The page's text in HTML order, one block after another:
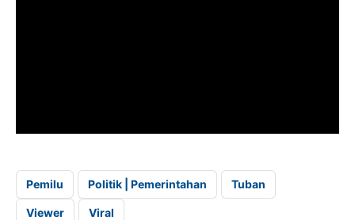
Pemilu Politik | Pemerintahan Tuban
Viewer Viral